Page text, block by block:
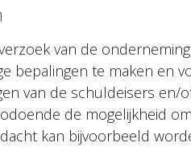
van de
bepalingen te maken en
van de schuldeisers en/
de mogelijkheid om
kan bijvoorbeeld